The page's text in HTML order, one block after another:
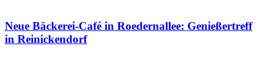
Neue Bäckerei-Café in Roedernallee: Genießertreff
in Reinickendorf